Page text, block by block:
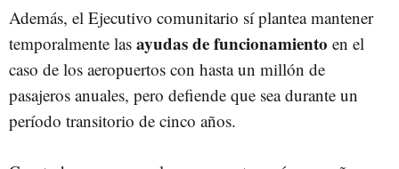
Además, el Ejecutivo comunitario sí plantea mantener
temporalmente las ayudas de funcionamiento en el
caso de los aeropuertos con hasta un millón de
pasajeros anuales, pero defiende que sea durante un
período transitorio de cinco años.